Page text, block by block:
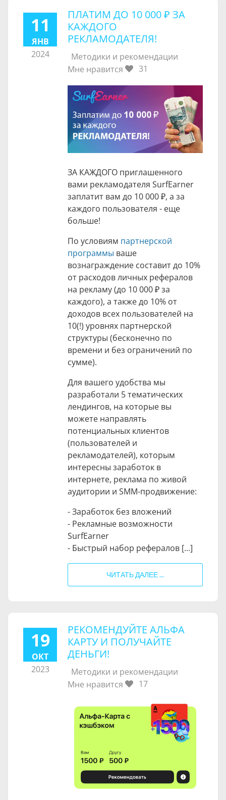
11
ЯНВ
2024
ПЛАТИМ ДО 10 000 ₽ ЗА
КАЖДОГО
РЕКЛАМОДАТЕЛЯ!
Методики и рекомендации
Мне нравится
31
ЗА КАЖДОГО приглашенного
вами рекламодателя SurfEarner
заплатит вам до 10 000 ₽, а за
каждого пользователя - еще
больше!
По условиям партнерской
программы ваше
вознаграждение составит до 10%
от расходов личных рефералов
на рекламу (до 10 000 ₽за
каждого), а также до 10% от
доходов всех пользователей на
10(!) уровнях партнерской
структуры (бесконечно по
времени и без ограничений по
сумме).
Для вашего удобства мы
разработали 5 тематических
лендингов, на которые вы
можете направлять
потенциальных клиентов
(пользователей и
рекламодателей), которым
интересны заработок в
интернете, реклама по живой
аудитории и SMM-продвижение:
- Заработок без вложений
- Рекламные возможности
SurfEarner
- Быстрый набор рефералов [...]
ЧИТАТЬ ДАЛЕЕ ...
19
ОКТ
2023
РЕКОМЕНДУЙТЕ АЛЬФА
КАРТУ И ПОЛУЧАЙТЕ
ДЕНЬГИ!
Методики и рекомендации
Мне нравится
17